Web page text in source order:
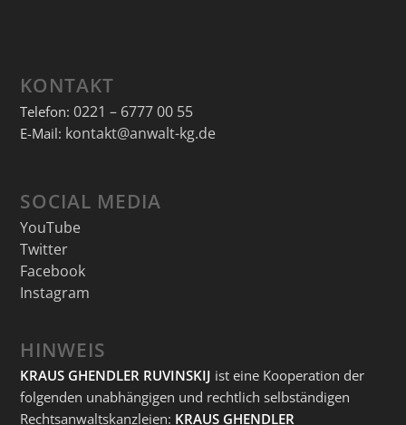
KONTAKT
Telefon: 0221 – 6777 00 55
E-Mail: kontakt@anwalt-kg.de
SOCIAL MEDIA
YouTube
Twitter
Facebook
Instagram
HINWEIS
KRAUS GHENDLER RUVINSKIJ ist eine Kooperation der
folgenden unabhängigen und rechtlich selbständigen
Rechtsanwaltskanzleien: KRAUS GHENDLER